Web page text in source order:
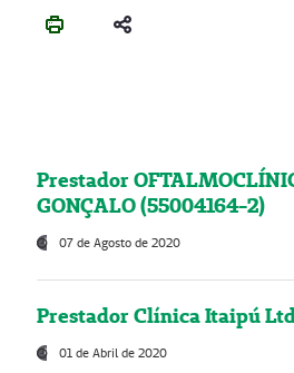
Prestador
GONÇALO (55004164-2)
07 de Agosto de 2020
Prestador Clínica Itaipú
01 de Abril de 2020